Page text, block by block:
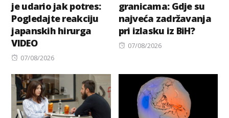
je udario jak potres:
Pogledajte reakciju
japanskih hirurga
VIDEO
Posted
07/08/2026
granicama: Gdje su
najveća zadržavanja
pri izlasku iz BiH?
Posted
07/08/2026